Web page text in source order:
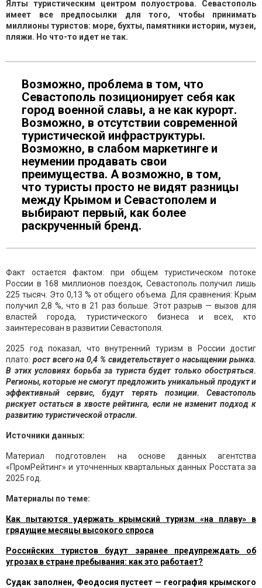
Ялты туристическим центром полуострова. Севастополь
имеет все предпосылки для того, чтобы принимать
миллионы туристов: море, бухты, памятники истории, музеи,
пляжи. Но что-то идет не так.
Возможно, проблема в том, что
Севастополь позиционирует себя как
город военной славы, а не как курорт.
Возможно, в отсутствии современной
туристической инфраструктуры.
Возможно, в слабом маркетинге и
неумении продавать свои
преимущества. А возможно, в том,
что туристы просто не видят разницы
между Крымом и Севастополем и
выбирают первый, как более
раскрученный бренд.
Факт остается фактом: при общем туристическом потоке
России в 168 миллионов поездок, Севастополь получил лишь
225 тысяч. Это 0,13 % от общего объема. Для сравнения: Крым
получил 2,8 %, что в 21 раз больше. Этот разрыв — вызов для
властей города, туристического бизнеса и всех, кто
заинтересован в развитии Севастополя.
2025 год показал, что внутренний туризм в России достиг
плато: рост всего на 0,4 % свидетельствует о насыщении рынка.
В этих условиях борьба за туриста будет только обостряться.
Регионы, которые не смогут предложить уникальный продукт и
эффективный сервис, будут терять позиции. Севастополь
рискует остаться в хвосте рейтинга, если не изменит подход к
развитию туристической отрасли.
Источники данных:
Материал подготовлен на основе данных агентства
«ПромРейтинг» и уточненных квартальных данных Росстата за
2025 год.
Материалы по теме:
Как пытаются удержать крымский туризм «на плаву» в
грядущие месяцы высокого спроса
Российских туристов будут заранее предупреждать об
угрозах в стране пребывания: как это работает?
Судак заполнен, Феодосия пустеет — география крымского